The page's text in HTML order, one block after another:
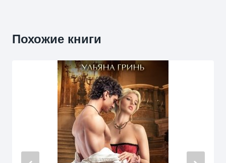
Похожие книги